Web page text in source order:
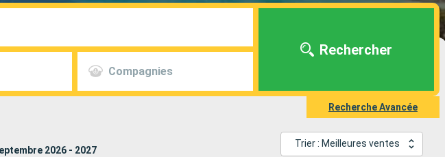
Compagnies
Rechercher
Recherche Avancée
2026 - 2027
Trier : Meilleures ventes